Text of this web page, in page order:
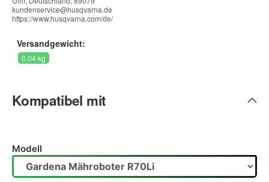
kundenservice@husqvarna.de
https://www.husqvarna.com/de/
Versandgewicht:
0,04 kg
Kompatibel mit
Modell